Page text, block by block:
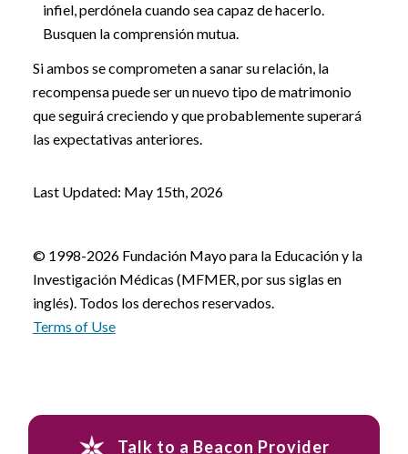
infiel, perdónela cuando sea capaz de hacerlo.
Busquen la comprensión mutua.
Si ambos se comprometen a sanar su relación, la
recompensa puede ser un nuevo tipo de matrimonio
que seguirá creciendo y que probablemente superará
las expectativas anteriores.
Last Updated: May 15th, 2026
© 1998-2026 Fundación Mayo para la Educación y la
Investigación Médicas (MFMER, por sus siglas en
inglés). Todos los derechos reservados.
Terms of Use
Talk to a Beacon Provider